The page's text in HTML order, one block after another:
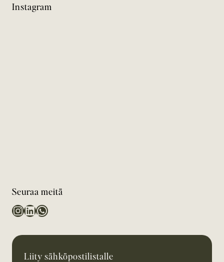
Instagram
Seuraa meitä
Instagram
LinkedIn
WhatsApp
Liity sähköpostilistalle